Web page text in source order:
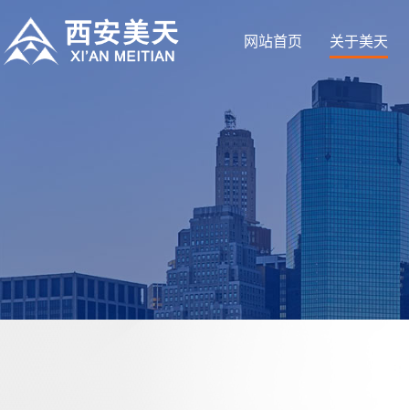
网站首页 关于美天